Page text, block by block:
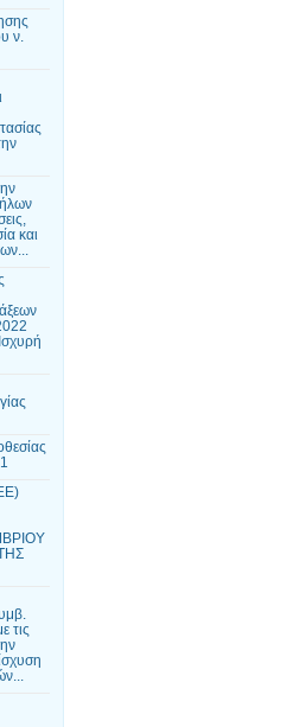
ν.
και
τις